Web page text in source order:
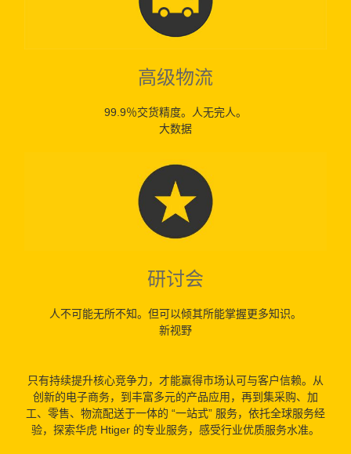
高级物流
99.9％交货精度。人无完人。
大数据
研讨会
人不可能无所不知。但可以倾其所能掌握更多知识。
新视野
只有持续提升核心竞争力，才能赢得市场认可与客户信赖。从
创新的电子商务，到丰富多元的产品应用，再到集采购、加
工、零售、物流配送于一体的 “一站式” 服务，依托全球服务经
验，探索华虎 Htiger 的专业服务，感受行业优质服务水准。